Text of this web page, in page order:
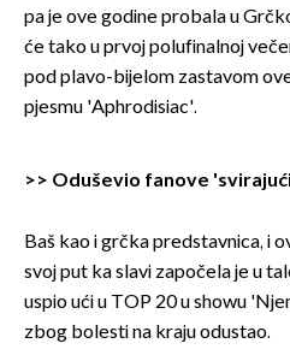
pa je ove godine probala u
će tako u prvoj polufinalnoj
pod plavo-bijelom zastavom
pjesmu 'Aphrodisiac'.
>> Oduševio fanove
Baš kao i grčka predstavnica, i
svoj put ka slavi započela je u
uspio ući u TOP 20 u showu
zbog bolesti na kraju odustao.